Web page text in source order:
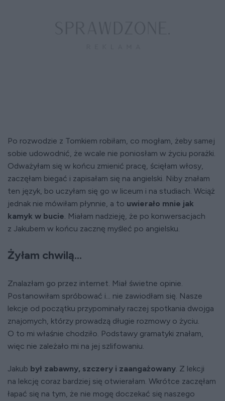
Po rozwodzie z Tomkiem robiłam, co mogłam, żeby samej
sobie udowodnić, że wcale nie poniosłam w życiu porażki.
Odważyłam się w końcu zmienić pracę, ścięłam włosy,
zaczęłam biegać i zapisałam się na angielski. Niby znałam
ten język, bo uczyłam się go w liceum i na studiach. Wciąż
jednak nie mówiłam płynnie, a to uwierało mnie jak
kamyk w bucie. Miałam nadzieję, że po konwersacjach
z Jakubem w końcu zacznę myśleć po angielsku.
Żyłam chwilą...
Znalazłam go przez internet. Miał świetne opinie.
Postanowiłam spróbować i... nie zawiodłam się. Nasze
lekcje od początku przypominały raczej spotkania dwojga
znajomych, którzy prowadzą długie rozmowy o życiu.
O to mi właśnie chodziło. Podstawy gramatyki znałam,
więc nie zależało mi na jej szlifowaniu.
Jakub był zabawny, szczery i zaangażowany. Z lekcji
na lekcję coraz bardziej się otwierałam. Wkrótce zaczęłam
łapać się na tym, że nie mogę doczekać się naszego